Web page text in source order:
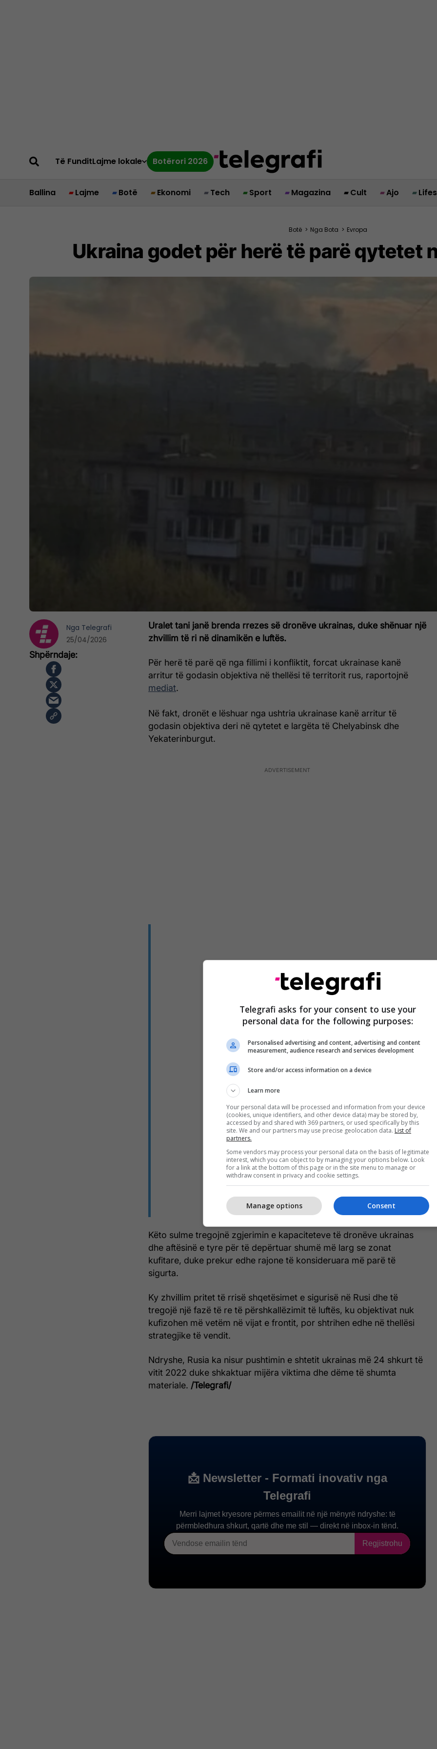
Të FunditLajme lokale Botërori 2026
Ballina Lajme Botë Ekonomi Tech Sport Magazina Cult Ajo
Botë > Nga Bota > Evropa
Ukraina godet për herë të parë qytetet
Uralet tani janë brenda rrezes së dronëve ukrainas, duke shënuar një
zhvillim të ri në dinamikën e luftës.
Për herë të parë që nga fillimi i konfliktit, forcat ukrainase kanë
arritur të godasin objektiva në thellësi të territorit rus, raportojnë
mediat.
Në fakt, dronët e lëshuar nga ushtria ukrainase kanë arritur të
godasin objektiva deri në qytetet e largëta të Chelyabinsk dhe
Yekaterinburgut.
Këto sulme tregojnë zgjerimin e kapaciteteve të dronëve ukrainas
dhe aftësinë e tyre për të depërtuar shumë më larg se zonat
kufitare, duke prekur edhe rajone të konsideruara më parë të
sigurta.
Ky zhvillim pritet të rrisë shqetësimet e sigurisë në Rusi dhe të
tregojë një fazë të re të përshkallëzimit të luftës, ku objektivat nuk
kufizohen më vetëm në vijat e frontit, por shtrihen edhe në thellësi
strategjike të vendit.
Ndryshe, Rusia ka nisur pushtimin e shtetit ukrainas më 24 shkurt të
vitit 2022 duke shkaktuar mijëra viktima dhe dëme të shumta
materiale. /Telegrafi/
Nga Telegrafi
25/04/2026
Telegrafi asks for your consent to use your
personal data for the following purposes:
Personalised advertising and content, advertising and content
measurement, audience research and services development
Store and/or access information on a device
Learn more
Your personal data will be processed and information from your device
(cookies, unique identifiers, and other device data) may be stored by,
accessed by and shared with 369 partners, or used specifically by this
site. We and our partners may use precise geolocation data. List of
partners.
Some vendors may process your personal data on the basis of legitimate
interest, which you can object to by managing your options below. Look
for a link at the bottom of this page or in the site menu to manage or
withdraw consent in privacy and cookie settings.
Consent
Manage options